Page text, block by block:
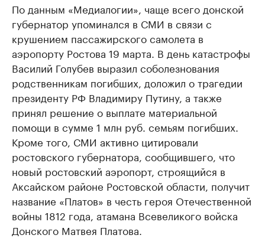
По данным «Медиалогии», чаще всего донской
губернатор упоминался в СМИ в связи с
крушением пассажирского самолета в
аэропорту Ростова 19 марта. В день катастрофы
Василий Голубев выразил соболезнования
родственникам погибших, доложил о трагедии
президенту РФ Владимиру Путину, а также
принял решение о выплате материальной
помощи в сумме 1 млн руб. семьям погибших.
Кроме того, СМИ активно цитировали
ростовского губернатора, сообщившего, что
новый ростовский аэропорт, строящийся в
Аксайском районе Ростовской области, получит
название «Платов» в честь героя Отечественной
войны 1812 года, атамана Всевеликого войска
Донского Матвея Платова.